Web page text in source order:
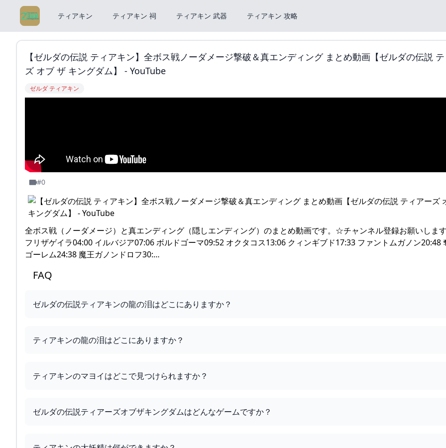
ティアキン ティアキン 祠 ティアキン 武器 ティアキン 攻略
【ゼルダの伝説 ティアキン】全ボス戦ノーダメージ撃破＆真エンディング まとめ動画【ゼルダの伝説
ズ オブ ザ キングダム】 - YouTube
ゼルダ ティアキン
#0
全ボス戦（ノーダメージ）と真エンディング（隠しエンディング）のまとめ動画です。☆チャンネル登録お願いしま
フリザゲイラ04:00 イルバジア07:06 ボルドゴーマ09:52 オクタコス13:06 クィンギブド17:33 ファントムガノン20:48
ゴーレム24:38 魔王ガノンドロフ30:…
FAQ
ゼルダの伝説ティアキンの龍の泪はどこにありますか？
ティアキンの龍の泪はどこにありますか？
ティアキンのマヨイはどこで見つけられますか？
ゼルダの伝説ティアーズオブザキングダムはどんなゲームですか？